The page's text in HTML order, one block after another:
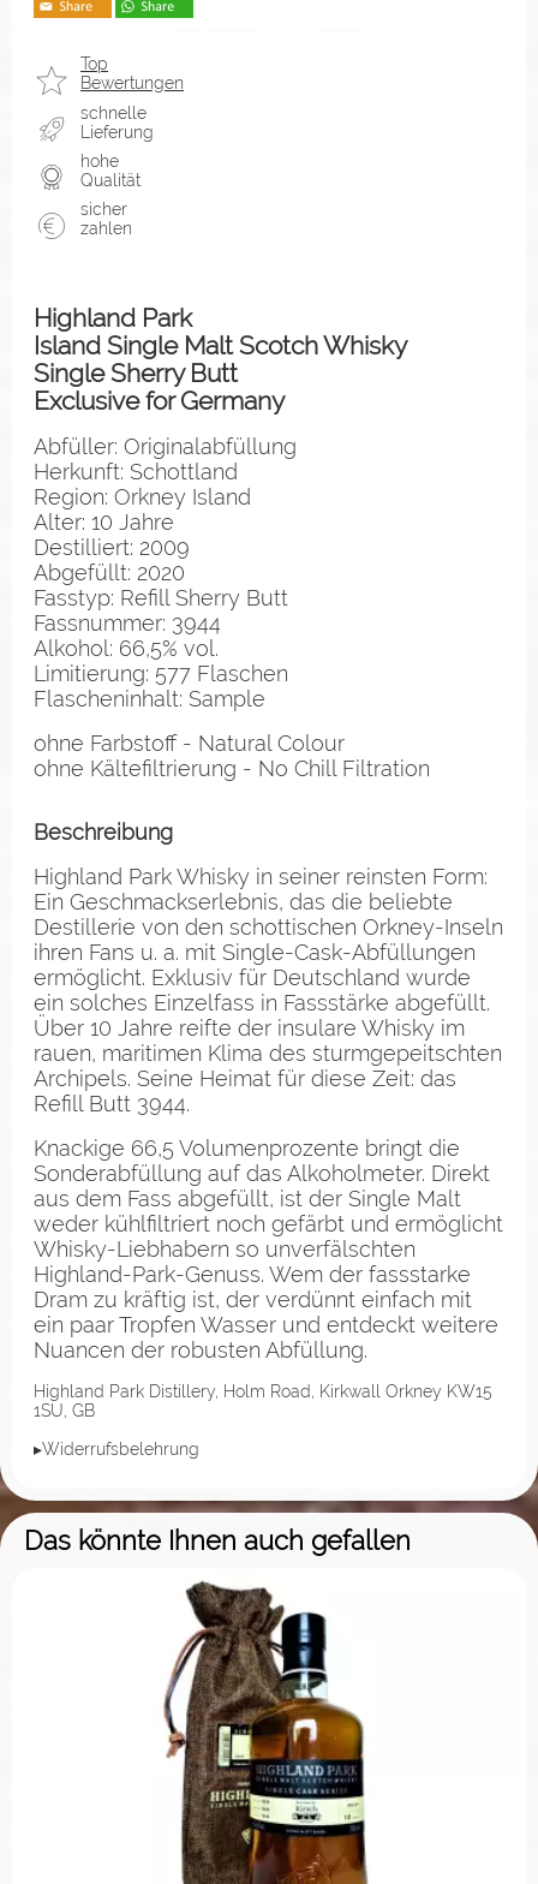
Top
Bewertungen
schnelle
Lieferung
hohe
Qualität
sicher
zahlen
Highland Park
Island Single Malt Scotch Whisky
Single Sherry Butt
Exclusive for Germany
Abfüller: Originalabfüllung
Herkunft: Schottland
Region: Orkney Island
Alter: 10 Jahre
Destilliert: 2009
Abgefüllt: 2020
Fasstyp: Refill Sherry Butt
Fassnummer: 3944
Alkohol: 66,5% vol.
Limitierung: 577 Flaschen
Flascheninhalt: Sample
ohne Farbstoff - Natural Colour
ohne Kältefiltrierung - No Chill Filtration
Beschreibung
Highland Park Whisky in seiner reinsten Form:
Ein Geschmackserlebnis, das die beliebte
Destillerie von den schottischen Orkney-Inseln
ihren Fans u. a. mit Single-Cask-Abfüllungen
ermöglicht. Exklusiv für Deutschland wurde
ein solches Einzelfass in Fassstärke abgefüllt.
Über 10 Jahre reifte der insulare Whisky im
rauen, maritimen Klima des sturmgepeitschten
Archipels. Seine Heimat für diese Zeit: das
Refill Butt 3944.
Knackige 66,5 Volumenprozente bringt die
Sonderabfüllung auf das Alkoholmeter. Direkt
aus dem Fass abgefüllt, ist der Single Malt
weder kühlfiltriert noch gefärbt und ermöglicht
Whisky-Liebhabern so unverfälschten
Highland-Park-Genuss. Wem der fassstarke
Dram zu kräftig ist, der verdünnt einfach mit
ein paar Tropfen Wasser und entdeckt weitere
Nuancen der robusten Abfüllung.
Highland Park Distillery, Holm Road, Kirkwall Orkney KW15
1SU, GB
▸Widerrufsbelehrung
Das könnte Ihnen auch gefallen